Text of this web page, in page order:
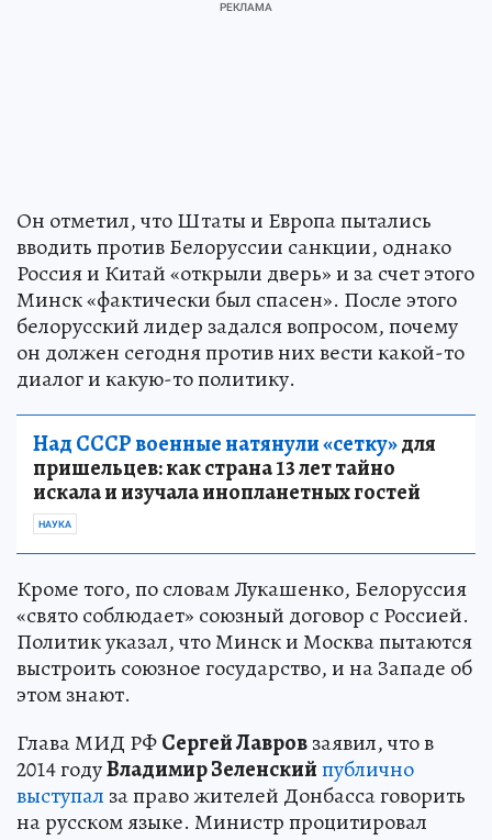
Он отметил, что Штаты и Европа пытались
вводить против Белоруссии санкции, однако
Россия и Китай «открыли дверь» и за счет этого
Минск «фактически был спасен». После этого
белорусский лидер задался вопросом, почему
он должен сегодня против них вести какой-то
диалог и какую-то политику.
Над СССР военные натянули «сетку»для
пришельцев: как страна 13 лет тайно
искала и изучала инопланетных гостей
НАУКА
Кроме того, по словам Лукашенко, Белоруссия
«свято соблюдает» союзный договор с Россией.
Политик указал, что Минск и Москва пытаются
выстроить союзное государство, и на Западе об
этом знают.
Глава МИД РФСергей Лавровзаявил, что в
2014 годуВладимир Зеленскийпублично
выступал за право жителей Донбасса говорить
на русском языке. Министр процитировал